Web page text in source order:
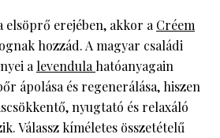
elsöprő erejében, akkor a Créem
hozzád. A magyar családi
a levendula hatóanyagain
ápolása és regenerálása, hiszen
nyugtató és relaxáló
Válassz kíméletes összetételű